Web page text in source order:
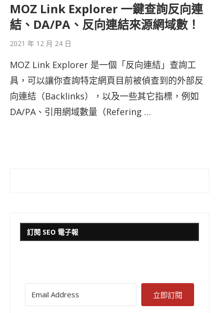
MOZ Link Explorer 一鍵查詢反向連
結、DA/PA、反向連結來源網域數！
2021 年 12 月 24 日
MOZ Link Explorer 是一個「反向連結」查詢工
具，可以讓你查詢特定網頁目前被偵查到的外部反
向連結（Backlinks），以及一些其它指標，例如
DA/PA、引用網域數量（Refering …
訂閱 SEO 電子報
立即訂閱